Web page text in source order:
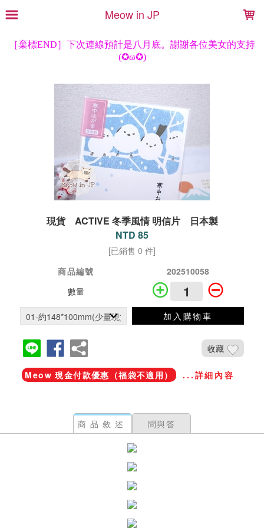
Meow in JP
現貨 ACTIVE 冬季風情 明信片 日本製
NTD 85
[已銷售 0 件]
商品編號
202510058
數量
加入購物車
收藏
Meow 現金付款優惠（福袋不適用） ...詳細內容
商品敘述 問與答